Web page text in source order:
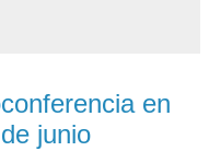
en
junio